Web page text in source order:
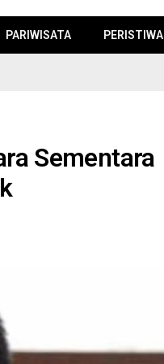
PARIWISATA PERISTIWA
Sementara